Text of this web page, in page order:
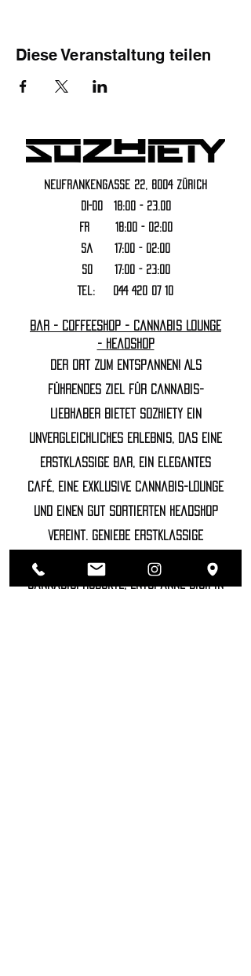
Diese Veranstaltung teilen
Neufrankengasse 22, 8004 Zürich
DI-DO 18:00 - 23.00
FR 18:00 - 02:00
Sa 17:00 - 02:00
SO 17:00 - 23:00
Tel: 044 420 07 10
Bar - Coffeeshop - Cannabis Lounge
- Headshop
Der Ort zum Entspannen! Als
führendes Ziel für Cannabis-
Liebhaber bietet Sozhiety ein
unvergleichliches Erlebnis, das eine
erstklassige Bar, ein elegantes
Café, eine exklusive Cannabis-Lounge
und einen gut sortierten Headshop
vereint. Genieße erstklassige